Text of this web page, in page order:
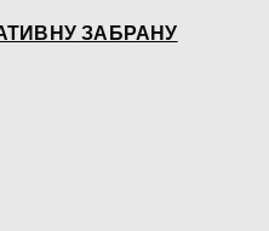
ЗАБРАНУ